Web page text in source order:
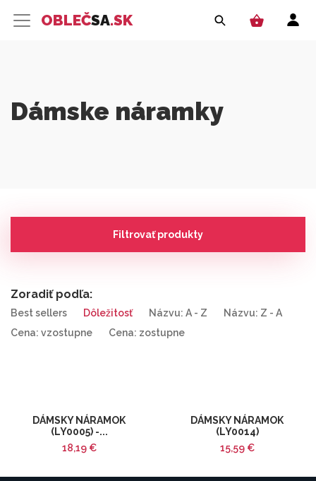
OBLEČSA.SK
Dámske náramky
Filtrovať produkty
Zoradiť podľa:
Best sellers Dôležitosť Názvu: A - Z
Názvu: Z - A
Cena: vzostupne
Cena: zostupne
DÁMSKY NÁRAMOK
(LY0005) -...
Cena
18,19 €
DÁMSKY NÁRAMOK
(LY0014)
Cena
15,59 €